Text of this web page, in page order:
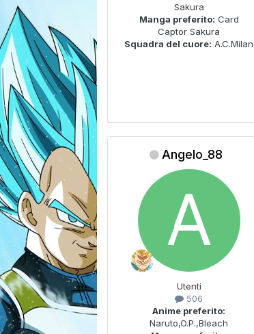
Sakura
Manga preferito: Card
Captor Sakura
Squadra del cuore: A.C.Milan
Angelo_88
Utenti
506
Anime preferito:
Naruto,O.P.,Bleach